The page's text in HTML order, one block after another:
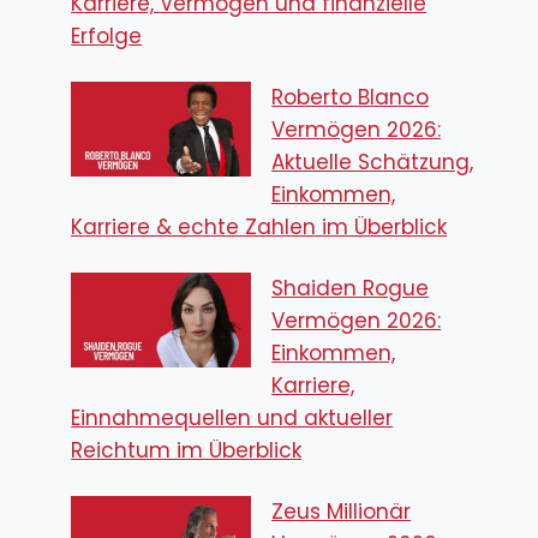
Erfolge
Roberto Blanco
Vermögen 2026:
Aktuelle Schätzung,
Einkommen,
Karriere & echte Zahlen im Überblick
Shaiden Rogue
Vermögen 2026:
Einkommen,
Karriere,
Einnahmequellen und aktueller
Reichtum im Überblick
Zeus Millionär